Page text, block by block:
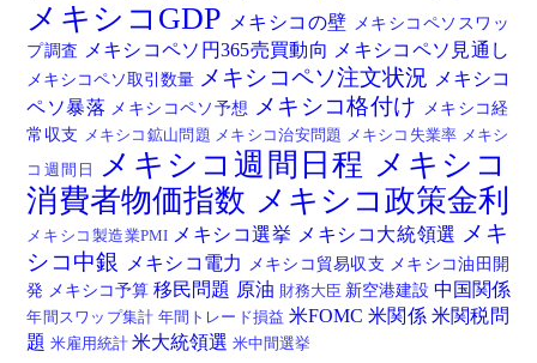
メキシコGDP メキシコの壁 メキシコペソスワッ
プ調査
メキシコペソ円365売買動向 メキシコペソ見通し
メキシコペソ取引数量 メキシコペソ注文状況 メキシコ
ペソ暴落 メキシコペソ予想 メキシコ格付け メキシコ経
常収支 メキシコ鉱山問題 メキシコ治安問題 メキシコ失業率 メキシ
コ週間日 メキシコ週間日程 メキシコ
消費者物価指数 メキシコ政策金利
メキシコ製造業PMI メキシコ選挙 メキシコ大統領選 メキ
シコ中銀
メキシコ電力 メキシコ貿易収支 メキシコ油田開
発 メキシコ予算移民問題 原油 財務大臣 新空港建設 中国関係
年間スワップ集計 年間トレード損益 米FOMC米関係 米関税問
題米雇用統計米大統領選米中間選挙